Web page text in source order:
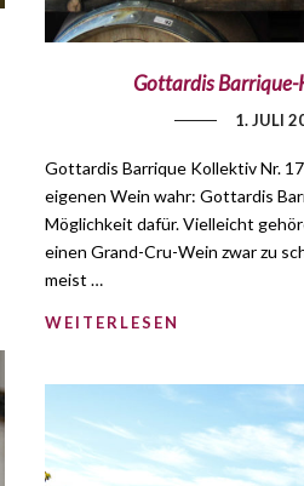
Gottardis
1. JULI
Gottardis Barrique Kollektiv Nr.
eigenen Wein wahr: Gottardis
Möglichkeit dafür. Vielleicht
einen Grand-Cru-Wein zwar zu
meist …
WEITERLESEN